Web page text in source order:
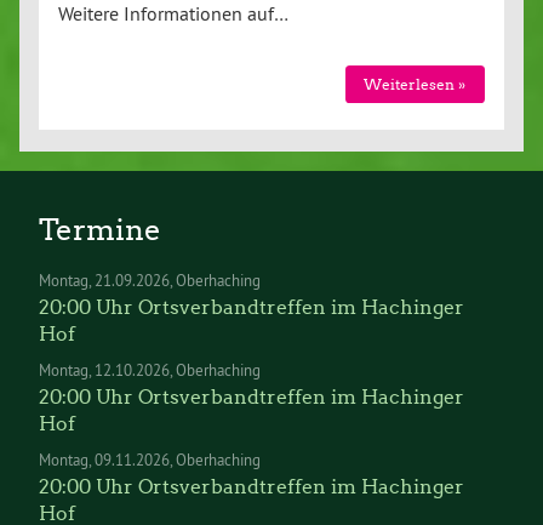
Weitere Informationen auf…
Weiterlesen »
Termine
Montag 21.09.2026 Oberhaching
20:00 Uhr Ortsverbandtreffen im Hachinger
Hof
Montag 12.10.2026 Oberhaching
20:00 Uhr Ortsverbandtreffen im Hachinger
Hof
Montag 09.11.2026 Oberhaching
20:00 Uhr Ortsverbandtreffen im Hachinger
Hof